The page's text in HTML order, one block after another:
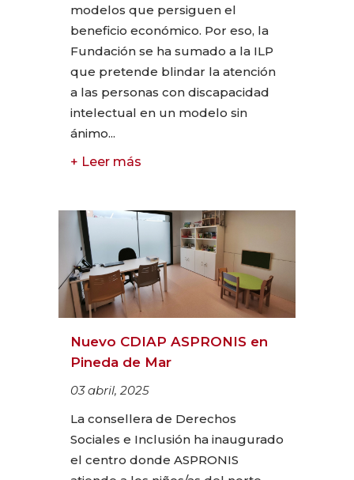
modelos que persiguen el
beneficio económico. Por eso, la
Fundación se ha sumado a la ILP
que pretende blindar la atención
a las personas con discapacidad
intelectual en un modelo sin
ánimo...
+ Leer más
Nuevo CDIAP ASPRONIS en
Pineda de Mar
03 abril, 2025
La consellera de Derechos
Sociales e Inclusión ha inaugurado
el centro donde ASPRONIS